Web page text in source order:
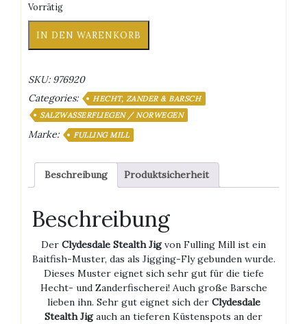
Vorrätig
Stealth
IN DEN WARENKORB
SKU: 976920
Categories:
HECHT, ZANDER & BARSCH
SALZWASSERFLIEGEN / NORWEGEN
Marke: FULLING MILL
Beschreibung Produktsicherheit
Beschreibung
Der Clydesdale Stealth Jigvon Fulling Mill ist ein
Baitfish-Muster, das als Jigging-Fly gebunden wurde.
Dieses Muster eignet sich sehr gut für die tiefe
Hecht- und Zanderfischerei! Auch große Barsche
lieben ihn. Sehr gut eignet sich der Clydesdale
Stealth Jigauch an tieferen Küstenspots an der